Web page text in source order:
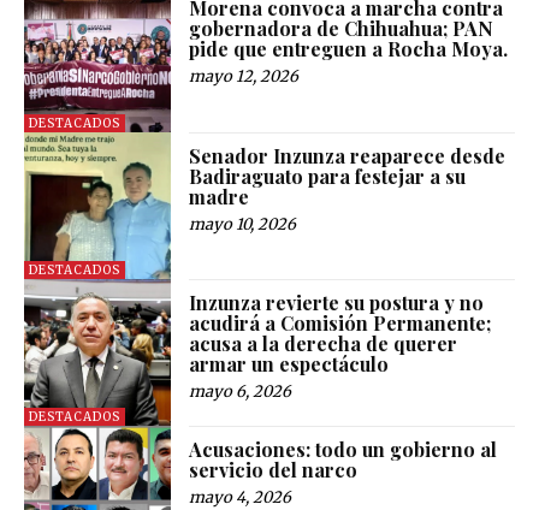
DESTACADOS
Morena convoca a marcha contra
gobernadora de Chihuahua; PAN
pide que entreguen a Rocha Moya.
mayo 12, 2026
DESTACADOS
Senador Inzunza reaparece desde
Badiraguato para festejar a su
madre
mayo 10, 2026
DESTACADOS
Inzunza revierte su postura y no
acudirá a Comisión Permanente;
acusa a la derecha de querer
armar un espectáculo
mayo 6, 2026
Acusaciones: todo un gobierno al
servicio del narco
mayo 4, 2026